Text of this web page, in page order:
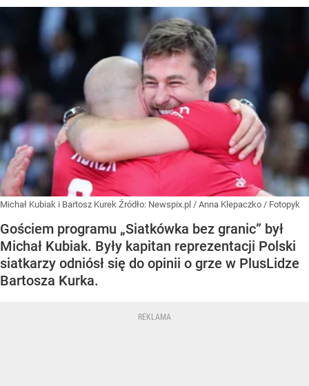
Michał Kubiak i Bartosz Kurek Źródło: Newspix.pl / Anna Klepaczko / Fotopyk
Gościem programu „Siatkówka bez granic” był
Michał Kubiak. Były kapitan reprezentacji Polski
siatkarzy odniósł się do opinii o grze w PlusLidze
Bartosza Kurka.